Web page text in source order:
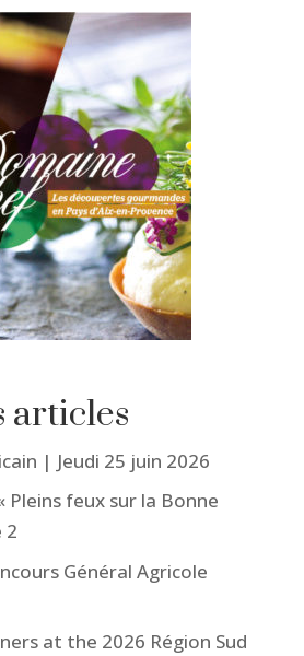
articles
| Jeudi 25 juin 2026
Pleins feux sur la Bonne
2
Général Agricole
at the 2026 Région Sud